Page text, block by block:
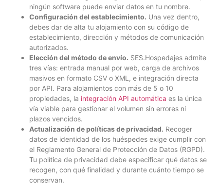
ningún software puede enviar datos en tu nombre.
Configuración del establecimiento. Una vez dentro,
debes dar de alta tu alojamiento con su código de
establecimiento, dirección y métodos de comunicación
autorizados.
Elección del método de envío. SES.Hospedajes admite
tres vías: entrada manual por web, carga de archivos
masivos en formato CSV o XML, e integración directa
por API. Para alojamientos con más de 5 o 10
propiedades, la integración API automática es la única
vía viable para gestionar el volumen sin errores ni
plazos vencidos.
Actualización de políticas de privacidad. Recoger
datos de identidad de los huéspedes exige cumplir con
el Reglamento General de Protección de Datos (RGPD).
Tu política de privacidad debe especificar qué datos se
recogen, con qué finalidad y durante cuánto tiempo se
conservan.